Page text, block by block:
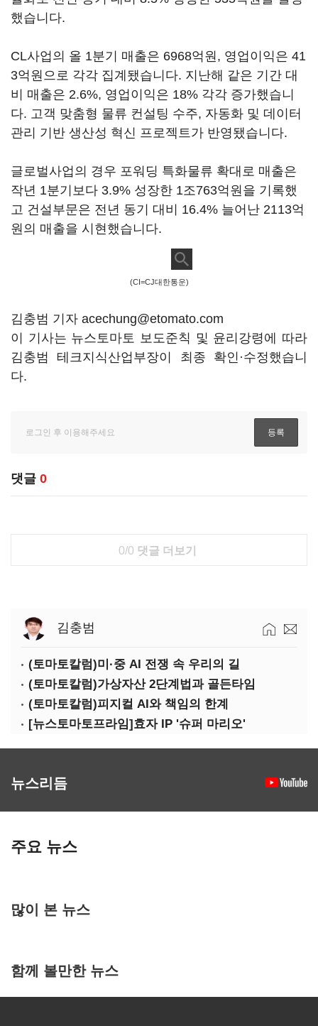
했습니다.
CL사업의 올 1분기 매출은 6968억원, 영업이익은 41
3억원으로 각각 집계됐습니다. 지난해 같은 기간 대
비 매출은 2.6%, 영업이익은 18% 각각 증가했습니
다. 고객 맞춤형 물류 컨설팅 수주, 자동화 및 데이터
관리 기반 생산성 혁신 프로젝트가 반영됐습니다.
글로벌사업의 경우 포워딩 특화물류 확대로 매출은
작년 1분기보다 3.9% 성장한 1조763억원을 기록했
고 건설부문은 전년 동기 대비 16.4% 늘어난 2113억
원의 매출을 시현했습니다.
(CI=CJ대한통운)
김충범 기자 acechung@etomato.com
이 기사는 뉴스토마토 보도준칙 및 윤리강령에 따라
김충범 테크지식산업부장이 최종 확인·수정했습니
다.
댓글 0
0/0 댓글 더보기
김충범
(토마토칼럼)미·중 AI 전쟁 속 우리의 길
(토마토칼럼)가상자산 2단계법과 골든타임
(토마토칼럼)피지컬 AI와 책임의 한계
[뉴스토마토프라임]효자 IP '슈퍼 마리오'
뉴스리듬
주요 뉴스
많이 본 뉴스
함께 볼만한 뉴스